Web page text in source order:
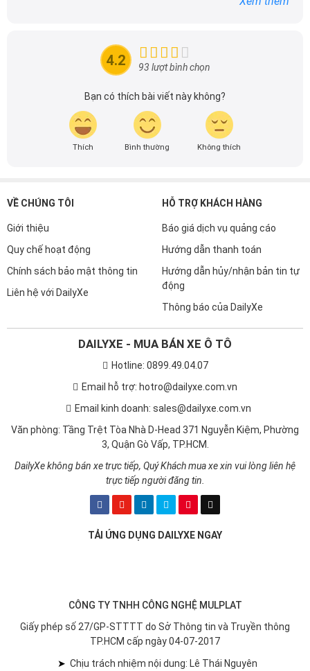
đầu cho những người yêu thích ô tô tại Việt Nam. Hãy
theo dõi tôi để cập nhật thông tin về thị trường ô tô
4.2 93 lượt bình chọn
Bạn có thích bài viết này không?
Thích Bình thường Không thích
VỀ CHÚNG TÔI
Giới thiệu
Quy chế hoạt động
Chính sách bảo mật thông tin
Liên hệ với DailyXe
HỖ TRỢ KHÁCH HÀNG
Báo giá dịch vụ quảng cáo
Hướng dẫn thanh toán
Hướng dẫn hủy/nhận bản tin tự
động
Thông báo của DailyXe
DAILYXE - MUA BÁN XE Ô TÔ
Hotline: 0899.49.04.07
Email hỗ trợ: hotro@dailyxe.com.vn
Email kinh doanh: sales@dailyxe.com.vn
Văn phòng: Tầng Trệt Tòa Nhà D-Head 371 Nguyễn Kiệm, Phường
3, Quận Gò Vấp, TP.HCM.
DailyXe không bán xe trực tiếp, Quý Khách mua xe xin vui lòng liên hệ
trực tiếp người đăng tin.
TẢI ỨNG DỤNG DAILYXE NGAY
CÔNG TY TNHH CÔNG NGHỆ MULPLAT
Giấy phép số 27/GP-STTTT do Sở Thông tin và Truyền thông
TP.HCM cấp ngày 04-07-2017
➤ Chịu trách nhiệm nội dung: Lê Thái Nguyên